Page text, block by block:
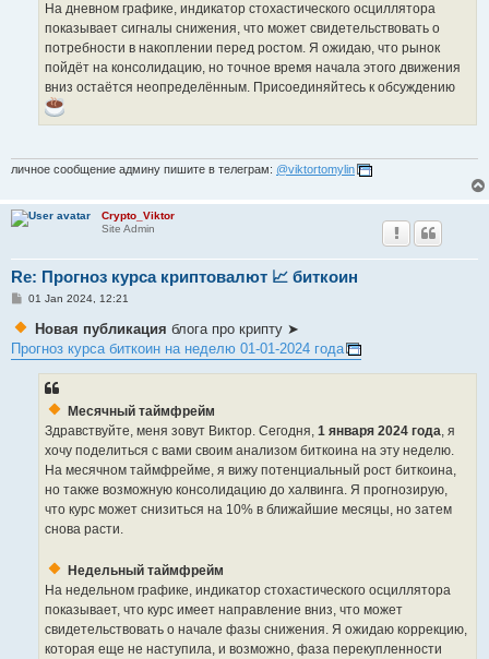
На дневном графике, индикатор стохастического осциллятора
показывает сигналы снижения, что может свидетельствовать о
потребности в накоплении перед ростом. Я ожидаю, что рынок
пойдёт на консолидацию, но точное время начала этого движения
вниз остаётся неопределённым. Присоединяйтесь к обсуждению
личное сообщение админу пишите в телеграм: @viktortomylin
Crypto_Viktor
Site Admin
Re: Прогноз курса криптовалют 📈 биткоин
P
s
01 Jan 2024, 12:21
Новая публикация блога про крипту ➤
Прогноз курса биткоин на неделю 01-01-2024 года
Месячный таймфрейм
Здравствуйте, меня зовут Виктор. Сегодня, 1 января 2024 года, я
хочу поделиться с вами своим анализом биткоина на эту неделю.
На месячном таймфрейме, я вижу потенциальный рост биткоина,
но также возможную консолидацию до халвинга. Я прогнозирую,
что курс может снизиться на 10% в ближайшие месяцы, но затем
снова расти.
Недельный таймфрейм
На недельном графике, индикатор стохастического осциллятора
показывает, что курс имеет направление вниз, что может
свидетельствовать о начале фазы снижения. Я ожидаю коррекцию,
которая еще не наступила, и возможно, фаза перекупленности